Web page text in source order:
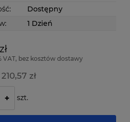
Dostępny
1 Dzień
VAT, bez kosztów dostawy
210,57 zł
+ szt.